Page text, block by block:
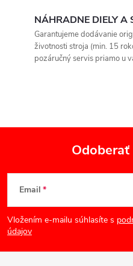
y
ý
p
i
s
NÁHRADNE DIELY A
Garantujeme dodávanie
životnosti stroja (min. 15
pozáručný servis priamo u
Z
á
p
Email
Vložením e-mailu súhlasíte s
údajov